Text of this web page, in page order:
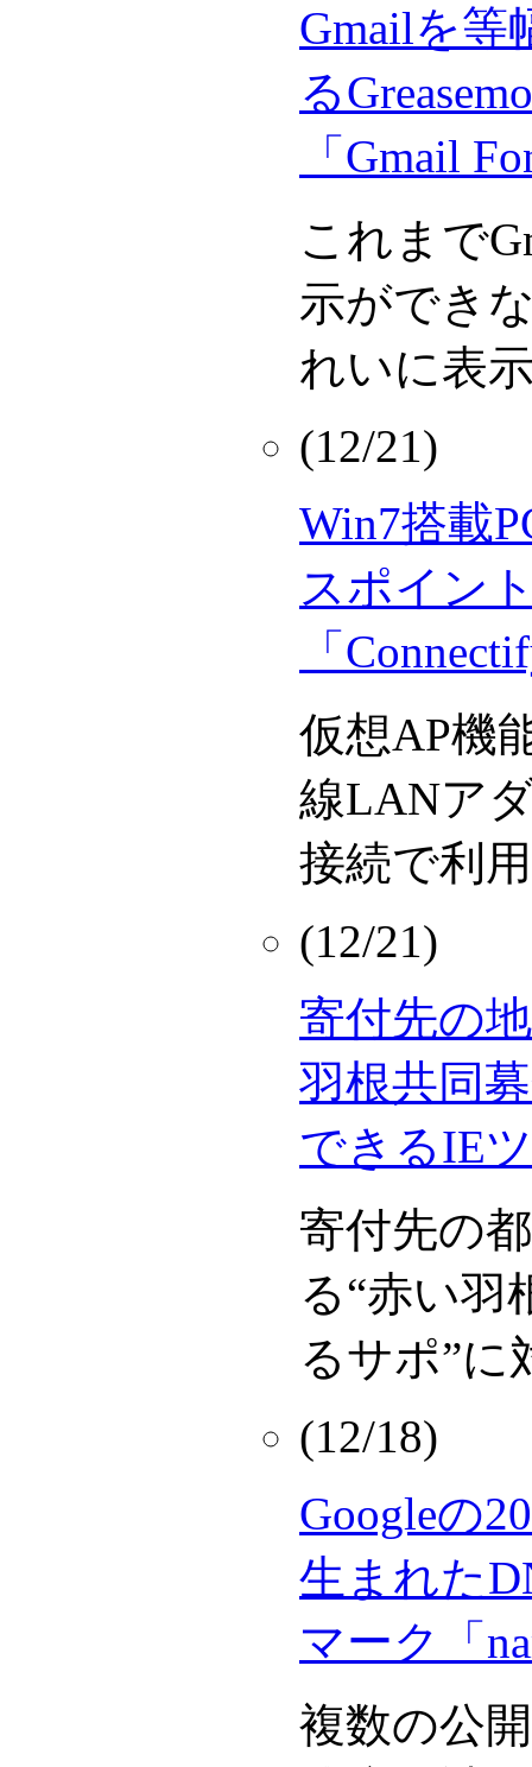
Gmailを等
る
「Gmail
これまで
示ができ
れいに表
(12/21)
Win7搭載
スポイン
「
仮想AP機
線LANア
接続で利
(12/21)
寄付先の
羽根共同
できるIE
寄付先の
る“赤い羽
るサポ”に
(12/18)
Googleの
生まれた
マーク「
複数の公